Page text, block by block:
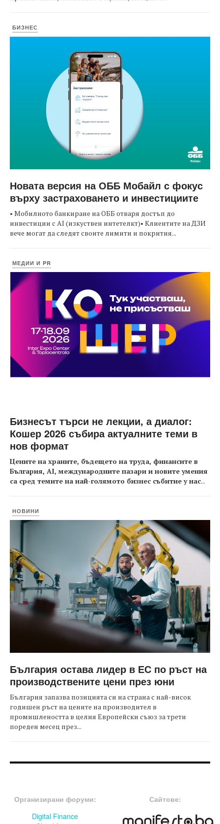
БИЗНЕС
Новата версия на ОББ Мобайл с фокус
върху застраховането и инвестициите
• Мобилното банкиране на ОББ отваря достъп до
инвестиции с AI (изкуствен интетелкт)• Клиентите на ДЗИ
вече могат да следят своите лимити и покрития...
МЕДИИ И PR
Бизнесът търси не лекции, а диалог:
Кошер 2026 събира актуалните теми в
нов формат
Цените на храните, бъдещето на труда, финансите в
България, AI, международните пазари и новите умения
са сред темите на най-голямото бизнес събитие у нас...
НОВИНИ
България остава лидер в ЕС по ръст на
производствените цени през юни
България запазва позицията си на страна с най-висок
годишен ръст на цените на производител в
промишлеността в целия Европейски съюз за трети
пореден месец през...
Организирани форуми:
Digital Finance
Сайтове: